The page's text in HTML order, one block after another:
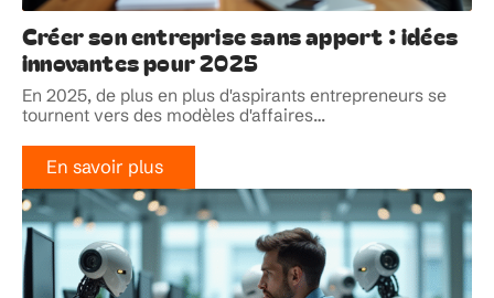
Créer son entreprise sans apport : idées
innovantes pour 2025
En 2025, de plus en plus d'aspirants entrepreneurs se
tournent vers des modèles d'affaires…
En savoir plus